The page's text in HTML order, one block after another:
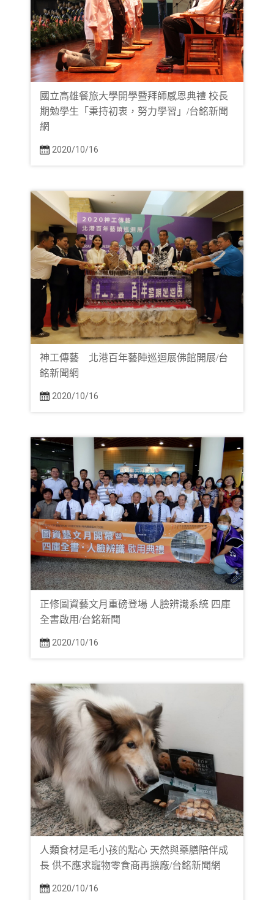
國立高雄餐旅大學開學暨拜師感恩典禮 校長
期勉學生「秉持初衷，努力學習」/台銘新聞
網
2020/10/16
神工傳藝 北港百年藝陣巡迴展佛館開展/台
銘新聞網
2020/10/16
正修圖資藝文月重磅登場 人臉辨識系統 四庫
全書啟用/台銘新聞
2020/10/16
人類食材是毛小孩的點心 天然與藥膳陪伴成
長 供不應求寵物零食商再擴廠/台銘新聞網
2020/10/16